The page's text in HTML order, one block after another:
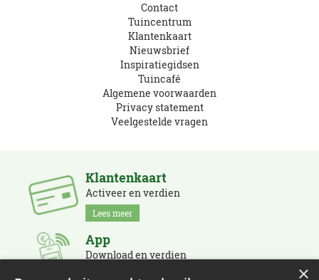
Contact
Tuincentrum
Klantenkaart
Nieuwsbrief
Inspiratiegidsen
Tuincafé
Algemene voorwaarden
Privacy statement
Veelgestelde vragen
Klantenkaart
Activeer en verdien
Lees meer
App
Download en verdien
×